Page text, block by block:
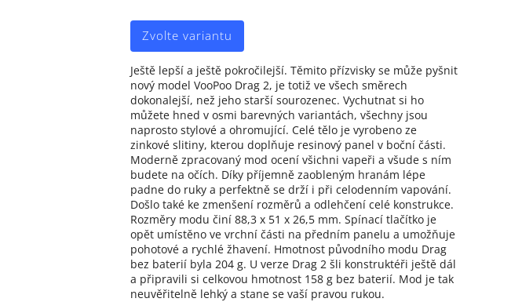
Zvolte variantu
Ještě lepší a ještě pokročilejší. Těmito přízvisky se může pyšnit
nový model VooPoo Drag 2, je totiž ve všech směrech
dokonalejší, než jeho starší sourozenec. Vychutnat si ho
můžete hned v osmi barevných variantách, všechny jsou
naprosto stylové a ohromující. Celé tělo je vyrobeno ze
zinkové slitiny, kterou doplňuje resinový panel v boční části.
Moderně zpracovaný mod ocení všichni vapeři a všude s ním
budete na očích. Díky příjemně zaobleným hranám lépe
padne do ruky a perfektně se drží i při celodenním vapování.
Došlo také ke zmenšení rozměrů a odlehčení celé konstrukce.
Rozměry modu činí 88,3 x 51 x 26,5 mm. Spínací tlačítko je
opět umístěno ve vrchní části na předním panelu a umožňuje
pohotové a rychlé žhavení. Hmotnost původního modu Drag
bez baterií byla 204 g. U verze Drag 2 šli konstruktéři ještě dál
a připravili si celkovou hmotnost 158 g bez baterií. Mod je tak
neuvěřitelně lehký a stane se vaší pravou rukou.